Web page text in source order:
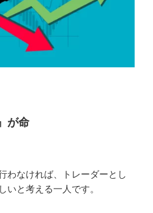
が命
わなければ、トレーダーとし
いと考える一人です。